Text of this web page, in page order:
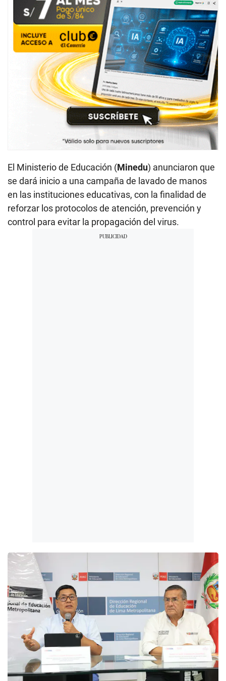
El Ministerio de Educación (Minedu) anunciaron que
se dará inicio a una campaña de lavado de manos
en las instituciones educativas, con la finalidad de
reforzar los protocolos de atención, prevención y
control para evitar la propagación del virus.